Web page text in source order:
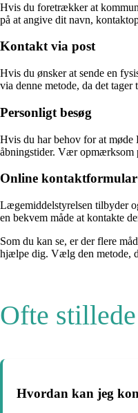
Hvis du foretrækker at
på at angive dit navn,
Kontakt via post
Hvis du ønsker at sende en
via denne metode, da det
Personligt besøg
Hvis du har behov for at
åbningstider. Vær opmærksom
Online kontaktformular
Lægemiddelstyrelsen tilbyder
en bekvem måde at kontakte
Som du kan se, er der flere
hjælpe dig. Vælg den metode,
Ofte
Hvordan kan jeg